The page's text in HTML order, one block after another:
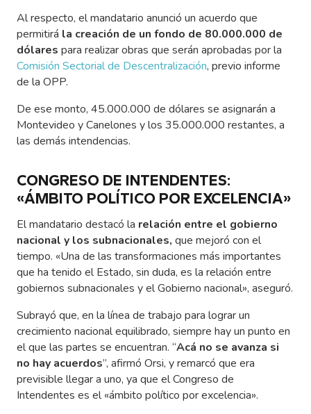
Al respecto, el mandatario anunció un acuerdo que
permitirá la creación de un fondo de 80.000.000 de
dólares para realizar obras que serán aprobadas por la
Comisión Sectorial de Descentralización, previo informe
de la OPP.
De ese monto, 45.000.000 de dólares se asignarán a
Montevideo y Canelones y los 35.000.000 restantes, a
las demás intendencias.
CONGRESO DE INTENDENTES:
«ÁMBITO POLÍTICO POR EXCELENCIA»
El mandatario destacó la relación entre el gobierno
nacional y los subnacionales, que mejoró con el
tiempo. «Una de las transformaciones más importantes
que ha tenido el Estado, sin duda, es la relación entre
gobiernos subnacionales y el Gobierno nacional», aseguró.
Subrayó que, en la línea de trabajo para lograr un
crecimiento nacional equilibrado, siempre hay un punto en
el que las partes se encuentran. “Acá no se avanza si
no hay acuerdos”, afirmó Orsi, y remarcó que era
previsible llegar a uno, ya que el Congreso de
Intendentes es el «ámbito político por excelencia».